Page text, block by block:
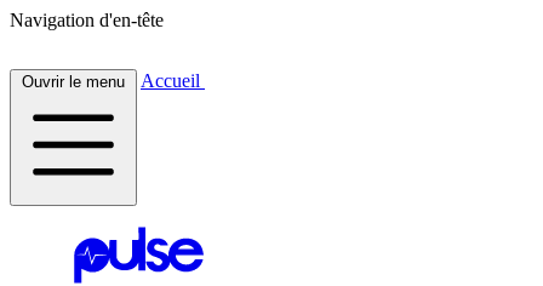
Navigation d'en-tête
Ouvrir le menu Accueil